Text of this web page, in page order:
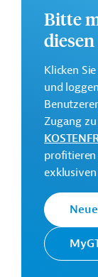
bessere
Bevölkerung
Jugendliche)
vorgesehen.
Weitere
Bei Fragen
von Germany
35 Millionen
Geberbeitrag:
Bitte
Klicken
und
Zugang zu
profitieren